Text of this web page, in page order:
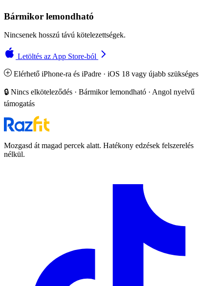
Bármikor lemondható
Nincsenek hosszú távú kötelezettségek.
Letöltés az App Store-ból
Elérhető iPhone-ra és iPadre · iOS 18 vagy újabb szükséges
🔒 Nincs elköteleződés · Bármikor lemondható · Angol nyelvű
támogatás
Mozgasd át magad percek alatt. Hatékony edzések felszerelés
nélkül.